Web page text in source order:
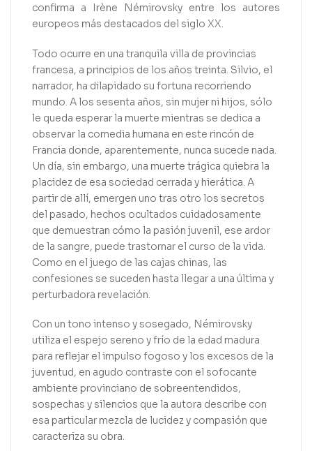
confirma a Irène Némirovsky entre los autores
europeos más destacados del siglo XX.
Todo ocurre en una tranquila villa de provincias
francesa, a principios de los años treinta. Silvio, el
narrador, ha dilapidado su fortuna recorriendo
mundo. A los sesenta años, sin mujer ni hijos, sólo
le queda esperar la muerte mientras se dedica a
observar la comedia humana en este rincón de
Francia donde, aparentemente, nunca sucede nada.
Un día, sin embargo, una muerte trágica quiebra la
placidez de esa sociedad cerrada y hierática. A
partir de allí, emergen uno tras otro los secretos
del pasado, hechos ocultados cuidadosamente
que demuestran cómo la pasión juvenil, ese ardor
de la sangre, puede trastornar el curso de la vida.
Como en el juego de las cajas chinas, las
confesiones se suceden hasta llegar a una última y
perturbadora revelación.
Con un tono intenso y sosegado, Némirovsky
utiliza el espejo sereno y frío de la edad madura
para reflejar el impulso fogoso y los excesos de la
juventud, en agudo contraste con el sofocante
ambiente provinciano de sobreentendidos,
sospechas y silencios que la autora describe con
esa particular mezcla de lucidez y compasión que
caracteriza su obra.